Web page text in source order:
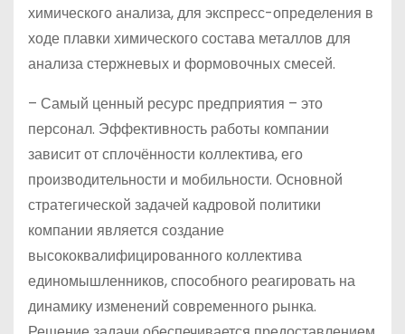
химического анализа, для экспресс-определения в
ходе плавки химического состава металлов для
анализа стержневых и формовочных смесей.
– Самый ценный ресурс предприятия – это
персонал. Эффективность работы компании
зависит от сплочённости коллектива, его
производительности и мобильности. Основной
стратегической задачей кадровой политики
компании является создание
высококвалифицированного коллектива
единомышленников, способного реагировать на
динамику изменений современного рынка.